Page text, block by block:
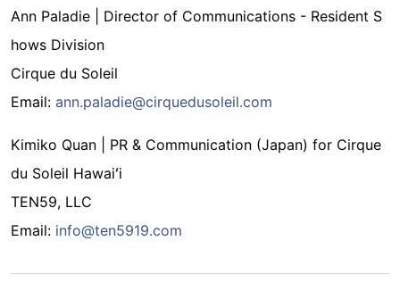
Ann Paladie | Director of Communications - Resident S
hows Division
Cirque du Soleil
Email: ann.paladie@cirquedusoleil.com
Kimiko Quan | PR & Communication (Japan) for Cirque
du Soleil Hawaiʻi
TEN59, LLC
Email: info@ten5919.com